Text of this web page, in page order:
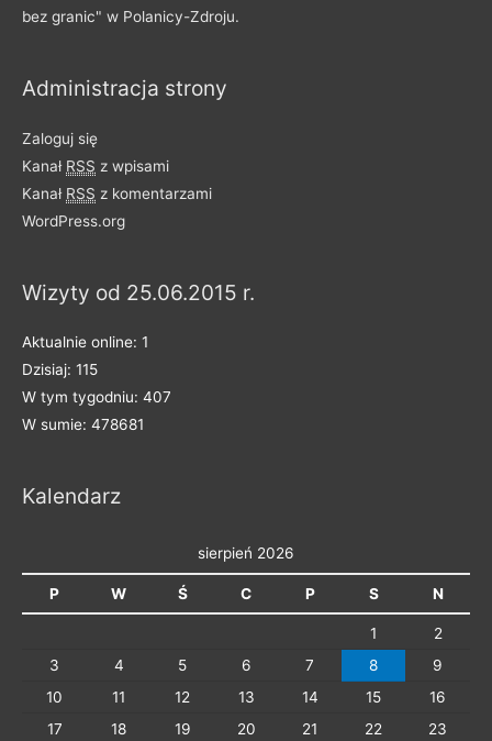
e
k
e
g
i
bez granic" w Polanicy-Zdroju.
Administracja strony
Zaloguj się
Kanał RSS z wpisami
Kanał RSS z komentarzami
WordPress.org
Wizyty od 25.06.2015 r.
Aktualnie online: 1
Dzisiaj: 115
W tym tygodniu: 407
W sumie: 478681
Kalendarz
sierpień 2026
P W Ś C P S N
1
2
3
4 5 6 7 8
9
10
11 12 13 14 15
16
17
18 19 20 21 22 23